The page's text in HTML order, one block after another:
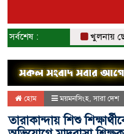
সর্বশেষ : খুলনায়
হোম ময়মনসিংহ,সারা দেশ
তারাকান্দায় শিশু